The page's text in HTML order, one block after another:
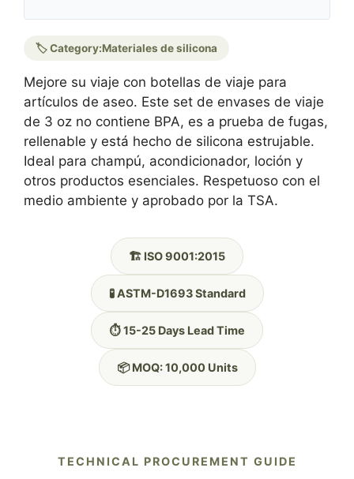
🏷️ Category:Materiales de silicona
Mejore su viaje con botellas de viaje para
artículos de aseo. Este set de envases de viaje
de 3 oz no contiene BPA, es a prueba de fugas,
rellenable y está hecho de silicona estrujable.
Ideal para champú, acondicionador, loción y
otros productos esenciales. Respetuoso con el
medio ambiente y aprobado por la TSA.
🏗️ ISO 9001:2015
🧪 ASTM-D1693 Standard
⏱️ 15-25 Days Lead Time
📦 MOQ: 10,000 Units
TECHNICAL PROCUREMENT GUIDE